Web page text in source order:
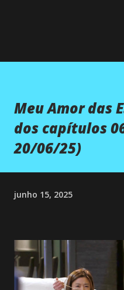
Meu Amor das
dos capítulos
20/06/25)
junho 15, 2025